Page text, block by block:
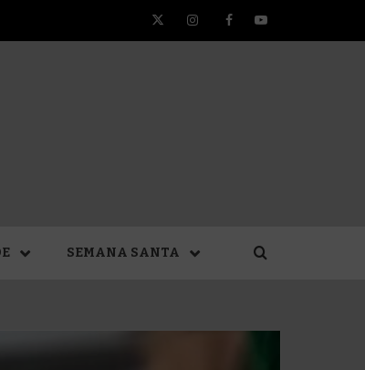
TwitterInstagramFacebookYouTube
DE
SEMANA SANTA